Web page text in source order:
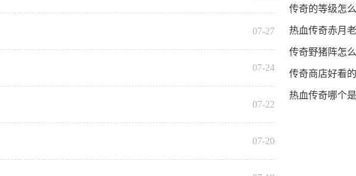
07-27
07-24
07-22
07-20
传奇的等级怎
热血传奇赤月
传奇野猪阵怎
传奇商店好看
热血传奇哪个